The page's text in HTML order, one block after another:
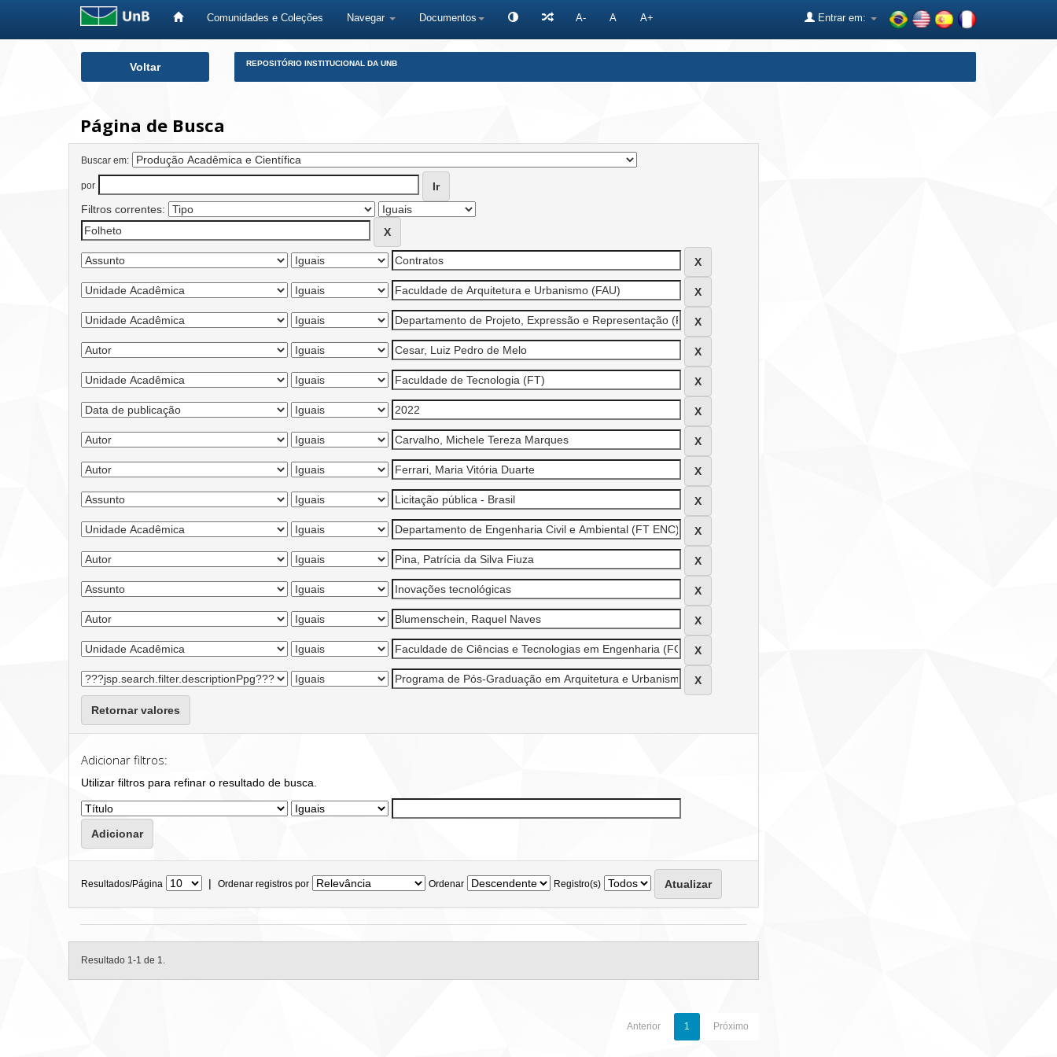
Comunidades e Coleções Navegar Documentos A- A A+ Entrar em:
Voltar REPOSITÓRIO INSTITUCIONAL DA UNB
Página de Busca
Buscar em:
por
Filtros correntes:
Retornar valores
Adicionar filtros:
Utilizar filtros para refinar o resultado de busca.
Resultados/Página | Ordenar registros por Ordenar Registro(s)
Resultado 1-1 de 1.
Anterior 1 Próximo